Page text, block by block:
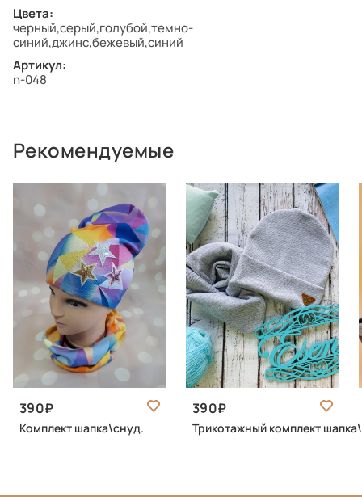
Цвета:
черный,серый,голубой,темно-
синий,джинс,бежевый,синий
Артикул:
n-048
Рекомендуемые
390
Комплект шапка\снуд.
390
Трикотажный комплект